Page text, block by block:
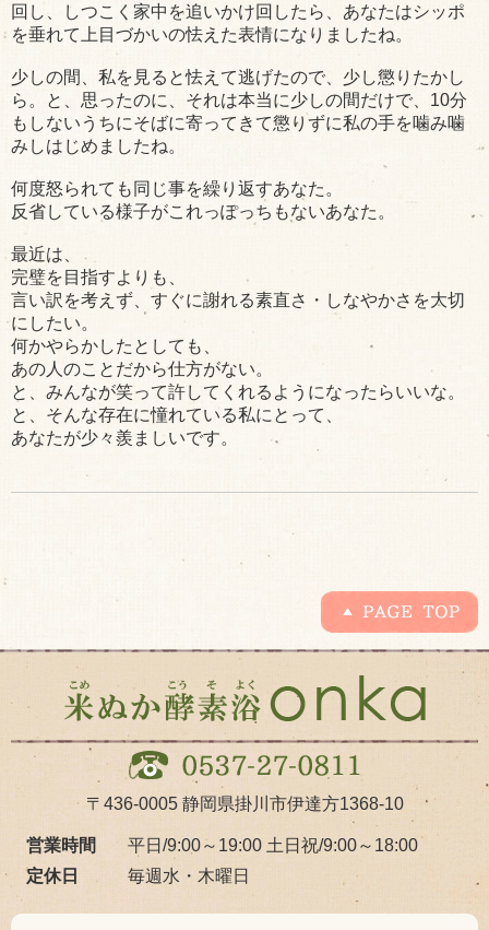
回し、しつこく家中を追いかけ回したら、あなたはシッポ
を垂れて上目づかいの怯えた表情になりましたね。
少しの間、私を見ると怯えて逃げたので、少し懲りたかし
ら。と、思ったのに、それは本当に少しの間だけで、10分
もしないうちにそばに寄ってきて懲りずに私の手を噛み噛
みしはじめましたね。
何度怒られても同じ事を繰り返すあなた。
反省している様子がこれっぽっちもないあなた。
最近は、
完璧を目指すよりも、
言い訳を考えず、すぐに謝れる素直さ・しなやかさを大切
にしたい。
何かやらかしたとしても、
あの人のことだから仕方がない。
と、みんなが笑って許してくれるようになったらいいな。
と、そんな存在に憧れている私にとって、
あなたが少々羨ましいです。
〒436-0005 静岡県掛川市伊達方1368-10
営業時間 平日/9:00～19:00 土日祝/9:00～18:00
定休日
毎週水・木曜日